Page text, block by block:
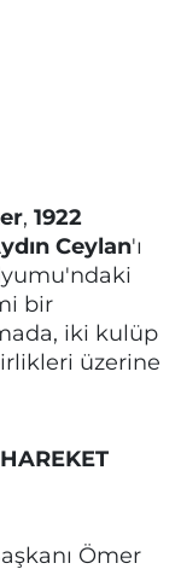
, 1922
Ceylan'ı
bir
iki kulüp
üzerine
Ömer